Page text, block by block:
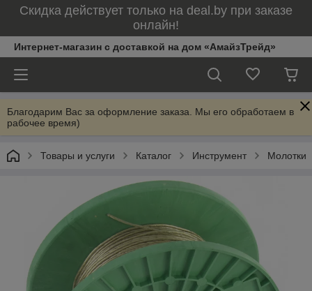
Скидка действует только на deal.by при заказе
онлайн!
Интернет-магазин с доставкой на дом «АмайзТрейд»
Благодарим Вас за оформление заказа. Мы его обработаем в
рабочее время)
Товары и услуги Каталог Инструмент Молотки